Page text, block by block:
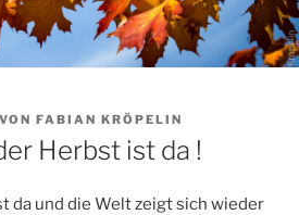
VON FABIAN KRÖPELIN
Herbst ist da !
da und die Welt zeigt sich wieder